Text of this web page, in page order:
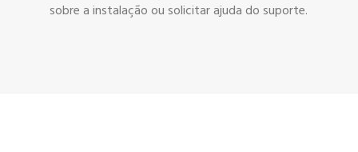
sobre a instalação ou solicitar ajuda do suporte.